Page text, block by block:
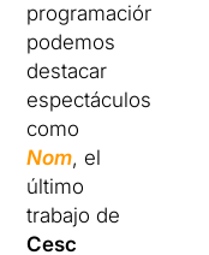
programación
podemos
destacar
espectáculos
como
Nom, el
último
trabajo de
Cesc